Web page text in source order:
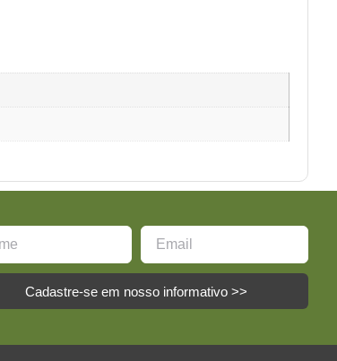
Cadastre-se em nosso informativo >>